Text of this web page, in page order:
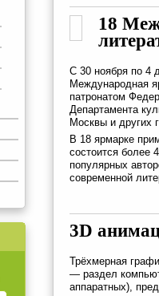
18
С 30 ноября по 4
Международная
патронатом
Департамента
Москвы и других
В 18 ярмарке
состоится более
популярных
современной
3D
Трёхмерная
— раздел
аппаратных),